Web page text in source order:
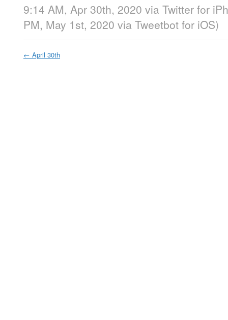
9:14 AM, Apr 30th, 2020 via Twitter for
PM, May 1st, 2020 via Tweetbot for iΟS)
← April 30th